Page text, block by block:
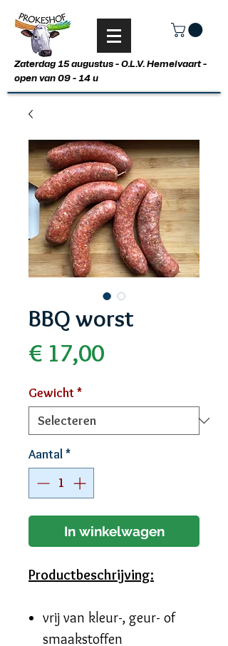
Zaterdag 15 augustus - O.L.V. Hemelvaart -
open van 09 - 14 u
BBQ worst
€ 17,00Prijs
Gewicht *
Aantal*
In winkelwagen
Productbeschrijving:
vrij van kleur-, geur- of
smaakstoffen